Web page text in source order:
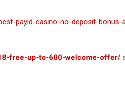
payid-casino-no-deposit-bonus-
free-up-to-600-welcome-offer/